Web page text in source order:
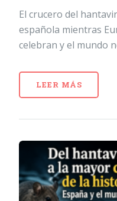
El crucero del
española mientras
celebran y el mundo
LEER MÁS